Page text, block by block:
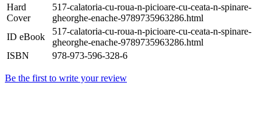
Hard
Cover
517-calatoria-cu-roua-n-picioare-cu-ceata-n-spinare-
gheorghe-enache-9789735963286.html
ID eBook
517-calatoria-cu-roua-n-picioare-cu-ceata-n-spinare-
gheorghe-enache-9789735963286.html
ISBN
978-973-596-328-6
Be the first to write your review